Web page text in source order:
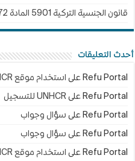
قانون الجنسية التركية 5901 المادة 72 الفقرة 5
أحدث التعليقات
Refu Portal على استخدام موقع UNHCR
Refu Portal علىUNHCR للتسجيل
Refu Portal على سؤال وجواب
Refu Portal على سؤال وجواب
Refu Portal على استخدام موقع UNHCR